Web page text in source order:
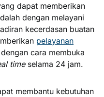
dapat memberikan
dengan melayani
kecerdasan buatan
pelayanan
cara membuka
timeselama 24 jam.
membantu kebutuhan